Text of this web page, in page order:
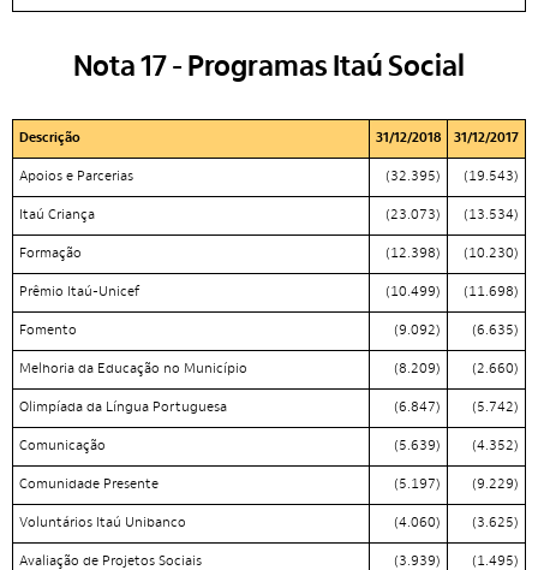
Nota 17 - Programas Itaú Social
Descrição 31/12/2018 31/12/2017
Apoios e Parcerias (32.395) (19.543)
Itaú Criança (23.073) (13.534)
Formação (12.398) (10.230)
Prêmio Itaú-Unicef (10.499) (11.698)
Fomento (9.092) (6.635)
Melhoria da Educação no Município (8.209) (2.660)
Olimpíada da Língua Portuguesa (6.847) (5.742)
Comunicação (5.639) (4.352)
Comunidade Presente (5.197) (9.229)
Voluntários Itaú Unibanco (4.060) (3.625)
Avaliação de Projetos Sociais (3.939) (1.495)